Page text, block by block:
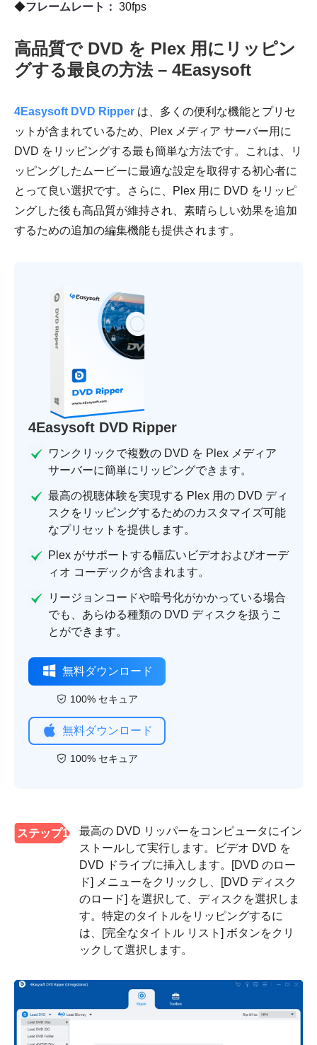
◆フレームレート： 30fps
高品質で DVD を Plex 用にリッピン
グする最良の方法 – 4Easysoft
4Easysoft DVD Ripper は、多くの便利な機能とプリセ
ットが含まれているため、Plex メディア サーバー用に
DVD をリッピングする最も簡単な方法です。これは、リ
ッピングしたムービーに最適な設定を取得する初心者に
とって良い選択です。さらに、Plex 用に DVD をリッピ
ングした後も高品質が維持され、素晴らしい効果を追加
するための追加の編集機能も提供されます。
4Easysoft DVD Ripper
ワンクリックで複数の DVD を Plex メディア
サーバーに簡単にリッピングできます。
最高の視聴体験を実現する Plex 用の DVD ディ
スクをリッピングするためのカスタマイズ可能
なプリセットを提供します。
Plex がサポートする幅広いビデオおよびオーデ
ィオ コーデックが含まれます。
リージョンコードや暗号化がかかっている場合
でも、あらゆる種類の DVD ディスクを扱うこ
とができます。
無料ダウンロード
100% セキュア
無料ダウンロード
100% セキュア
ステップ1
最高の DVD リッパーをコンピュータにイン
ストールして実行します。ビデオ DVD を
DVD ドライブに挿入します。[DVD のロー
ド] メニューをクリックし、[DVD ディスク
のロード] を選択して、ディスクを選択しま
す。特定のタイトルをリッピングするに
は、[完全なタイトル リスト] ボタンをクリ
ックして選択します。